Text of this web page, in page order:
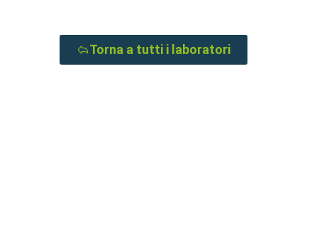
Torna a tutti i laboratori